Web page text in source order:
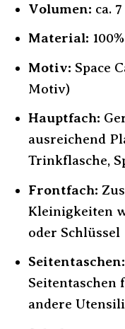
Volumen: ca.
Material:
Motiv: Space
Motiv)
Hauptfach:
ausreichend
Trinkflasche,
Frontfach:
Kleinigkeiten
oder Schlüssel
Seitentaschen:
Seitentaschen
andere